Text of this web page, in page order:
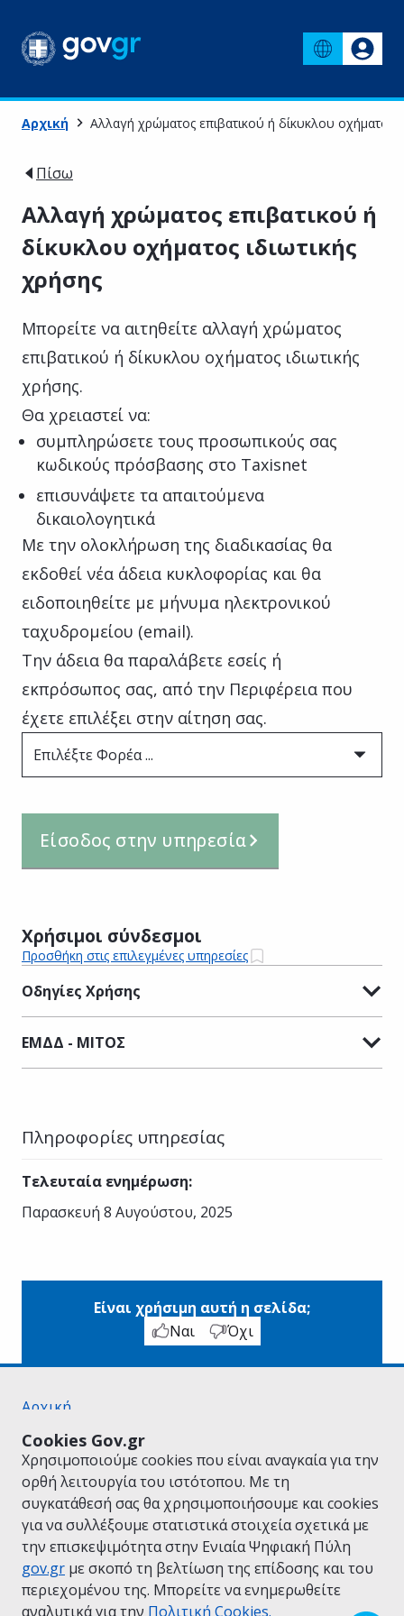
Cookies Gov.gr
Χρησιμοποιούμε cookies που είναι αναγκαία για την
ορθή λειτουργία του ιστότοπου. Με τη
συγκατάθεσή σας θα χρησιμοποιήσουμε και cookies
για να συλλέξουμε στατιστικά στοιχεία σχετικά με
την επισκεψιμότητα στην Ενιαία Ψηφιακή Πύλη
gov.gr με σκοπό τη βελτίωση της επίδοσης και του
περιεχομένου της. Μπορείτε να ενημερωθείτε
αναλυτικά για την Πολιτική Cookies.
Αρχική Αλλαγή χρώματος επιβατικού ή δίκυκλου οχήματος
Πίσω
Αλλαγή χρώματος επιβατικού ή
δίκυκλου οχήματος ιδιωτικής
χρήσης
Μπορείτε να αιτηθείτε αλλαγή χρώματος
επιβατικού ή δίκυκλου οχήματος ιδιωτικής
χρήσης.
Θα χρειαστεί να:
συμπληρώσετε τους προσωπικούς σας
κωδικούς πρόσβασης στο Taxisnet
επισυνάψετε τα απαιτούμενα
δικαιολογητικά
Με την ολοκλήρωση της διαδικασίας θα
εκδοθεί νέα άδεια κυκλοφορίας και θα
ειδοποιηθείτε με μήνυμα ηλεκτρονικού
ταχυδρομείου (email).
Την άδεια θα παραλάβετε εσείς ή
εκπρόσωπος σας, από την Περιφέρεια που
έχετε επιλέξει στην αίτηση σας.
Επιλέξτε Φορέα ...
Είσοδος στην υπηρεσία
Χρήσιμοι σύνδεσμοι
Προσθήκη στις επιλεγμένες υπηρεσίες
Οδηγίες Χρήσης
ΕΜΔΔ - ΜΙΤΟΣ
Πληροφορίες υπηρεσίας
Τελευταία ενημέρωση:
Παρασκευή 8 Αυγούστου, 2025
Είναι χρήσιμη αυτή η σελίδα;
Ναι
Όχι
Αρχική
Όροι Χρήσης
Πολιτική Απορρήτου
Δήλωση προσβασιμότητας
Πολιτική cookies
Προτάσεις για το gov.gr
Υλοποίηση από το Υπουργείο Ψηφιακής
Διακυβέρνησης
Ελληνικά | Αγγλικά